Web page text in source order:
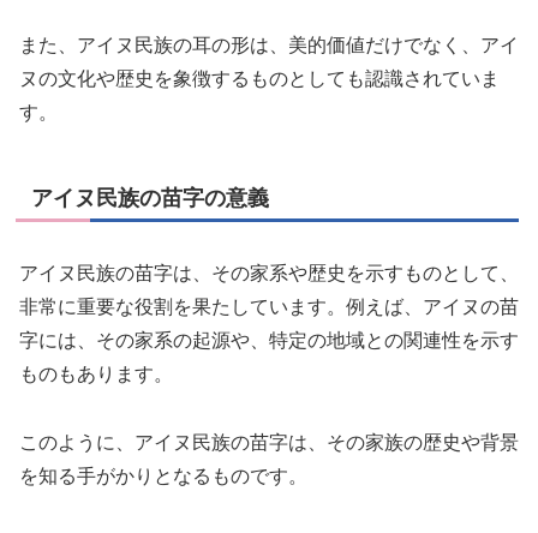
また、アイヌ民族の耳の形は、美的価値だけでなく、アイ
ヌの文化や歴史を象徴するものとしても認識されていま
す。
アイヌ民族の苗字の意義
アイヌ民族の苗字は、その家系や歴史を示すものとして、
非常に重要な役割を果たしています。例えば、アイヌの苗
字には、その家系の起源や、特定の地域との関連性を示す
ものもあります。
このように、アイヌ民族の苗字は、その家族の歴史や背景
を知る手がかりとなるものです。